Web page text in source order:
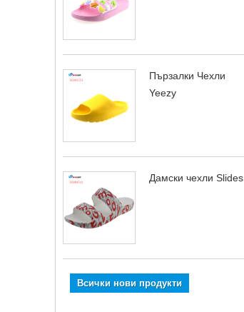
Пързалки Чехли
Yeezy
Дамски чехли Slides
Всички нови продукти